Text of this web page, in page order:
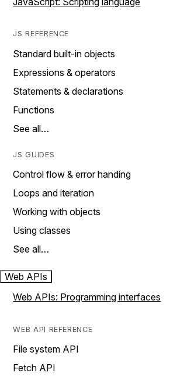
JS REFERENCE
Standard built-in objects
Expressions & operators
Statements & declarations
Functions
See all…
JS GUIDES
Control flow & error handing
Loops and iteration
Working with objects
Using classes
See all…
Web APIs
Web APIs: Programming interfaces
WEB API REFERENCE
File system API
Fetch API